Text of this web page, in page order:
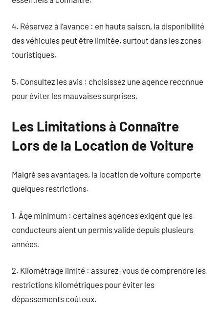
4. Réservez à l’avance : en haute saison, la disponibilité
des véhicules peut être limitée, surtout dans les zones
touristiques.
5. Consultez les avis : choisissez une agence reconnue
pour éviter les mauvaises surprises.
Les Limitations à Connaître
Lors de la Location de Voiture
Malgré ses avantages, la location de voiture comporte
quelques restrictions.
1. Âge minimum : certaines agences exigent que les
conducteurs aient un permis valide depuis plusieurs
années.
2. Kilométrage limité : assurez-vous de comprendre les
restrictions kilométriques pour éviter les
dépassements coûteux.